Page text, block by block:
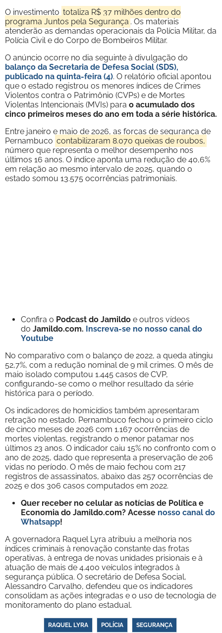
O investimento totaliza R$ 37 milhões dentro do
programa Juntos pela Segurança . Os materiais
atenderão as demandas operacionais da Polícia Militar, da
Polícia Civil e do Corpo de Bombeiros Militar.
O anúncio ocorre no dia seguinte à divulgação do
balanço da Secretaria de Defesa Social (SDS),
publicado na quinta-feira (4). O relatório oficial apontou
que o estado registrou os menores índices de Crimes
Violentos contra o Patrimônio (CVPs) e de Mortes
Violentas Intencionais (MVIs) para o acumulado dos
cinco primeiros meses do ano em toda a série histórica.
Entre janeiro e maio de 2026, as forças de segurança de
Pernambuco contabilizaram 8.070 queixas de roubos,
número que representa o melhor desempenho nos
últimos 16 anos. O índice aponta uma redução de 40,6%
em relação ao mesmo intervalo de 2025, quando o
estado somou 13.575 ocorrências patrimoniais.
Confira o Podcast do Jamildo e outros vídeos
do Jamildo.com. Inscreva-se no nosso canal do
Youtube
No comparativo com o balanço de 2022, a queda atingiu
52,7%, com a redução nominal de 9 mil crimes. O mês de
maio isolado computou 1.445 casos de CVP,
configurando-se como o melhor resultado da série
histórica para o período.
Os indicadores de homicídios também apresentaram
retração no estado. Pernambuco fechou o primeiro ciclo
de cinco meses de 2026 com 1.167 ocorrências de
mortes violentas, registrando o menor patamar nos
últimos 23 anos. O indicador caiu 15% no confronto com o
ano de 2025, dado que representa a preservação de 206
vidas no período. O mês de maio fechou com 217
registros de assassinatos, abaixo das 257 ocorrências de
2025 e dos 306 casos computados em 2022.
Quer receber no celular as notícias de Política e
Economia do Jamildo.com? Acesse nosso canal do
Whatsapp!
A governadora Raquel Lyra atribuiu a melhoria nos
índices criminais à renovação constante das frotas
operativas, à entrega de novas unidades prisionais e à
atuação de mais de 4.400 veículos integrados à
segurança pública. O secretário de Defesa Social,
Alessandro Carvalho, defendeu que os indicadores
consolidam as ações integradas e o uso de tecnologia de
monitoramento do plano estadual.
RAQUEL LYRA POLÍCIA SEGURANÇA